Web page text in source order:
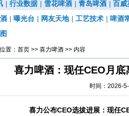
| 行业数据 | 雪花啤酒 | 青岛啤酒 | 百威
| 曝光台 | 网友天地 | 工艺技术 | 啤酒
置： 首页 >> 喜力啤酒 >> 内容
喜力啤酒：现任CEO月
时间：2026-
喜力公布CEO选拔进展：现任